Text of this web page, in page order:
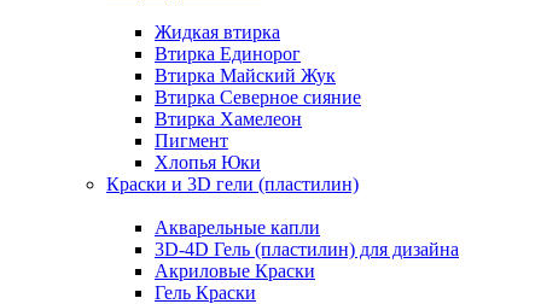
Жидкая втирка
Втирка Единорог
Втирка Майский Жук
Втирка Северное сияние
Втирка Хамелеон
Пигмент
Хлопья Юки
Краски и 3D гели (пластилин)
Акварельные капли
3D-4D Гель (пластилин) для дизайна
Акриловые Краски
Гель Краски